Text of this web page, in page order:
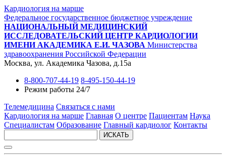
Кардиология на марше
Федеральное государственное бюджетное учреждение
НАЦИОНАЛЬНЫЙ МЕДИЦИНСКИЙ
ИССЛЕДОВАТЕЛЬСКИЙ ЦЕНТР КАРДИОЛОГИИ
ИМЕНИ АКАДЕМИКА Е.И. ЧАЗОВА Министерства
здравоохранения Российской Федерации
Москва, ул. Академика Чазова, д.15а
8-800-707-44-19 8-495-150-44-19
Режим работы 24/7
Телемедицина Связаться с нами
Кардиология на марше Главная О центре Пациентам Наука
Специалистам Образование Главный кардиолог Контакты
ИСКАТЬ